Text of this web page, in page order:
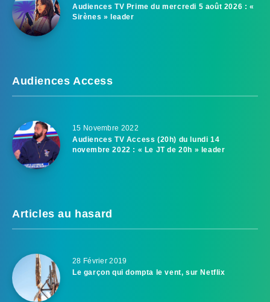
Audiences TV Prime du mercredi 5 août 2026 : «
Sirènes » leader
Audiences Access
15 Novembre 2022
Audiences TV Access (20h) du lundi 14
novembre 2022 : « Le JT de 20h » leader
Articles au hasard
28 Février 2019
Le garçon qui dompta le vent, sur Netflix